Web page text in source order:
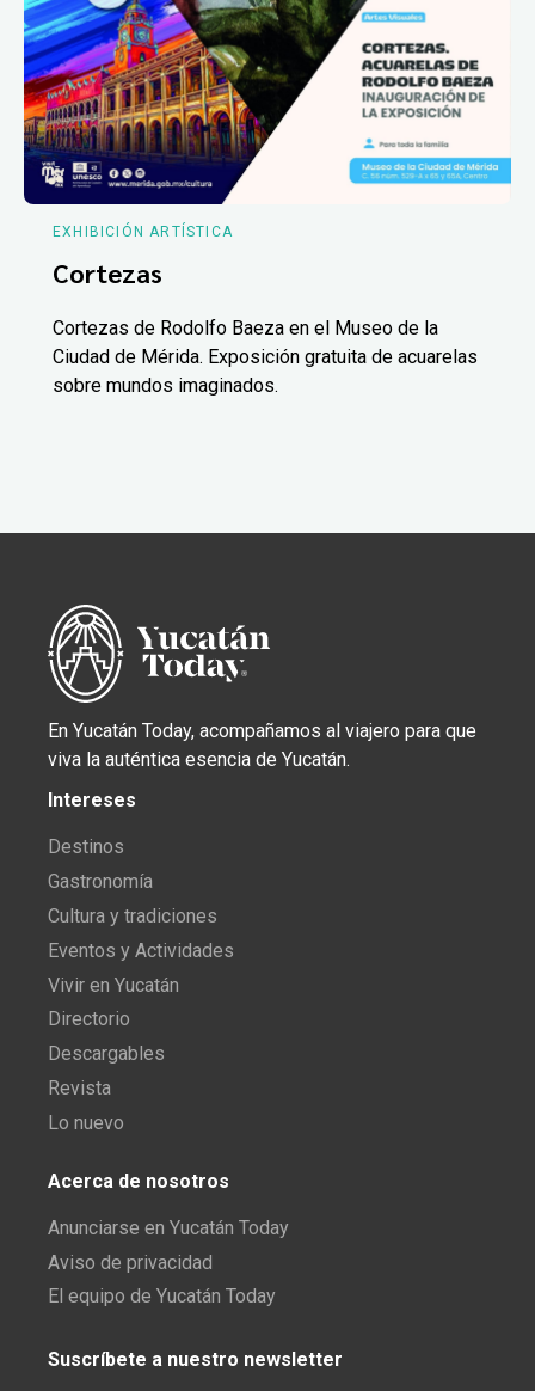
EXHIBICIÓN ARTÍSTICA
Cortezas
Cortezas de Rodolfo Baeza en el Museo de la
Ciudad de Mérida. Exposición gratuita de acuarelas
sobre mundos imaginados.
En Yucatán Today, acompañamos al viajero para que
viva la auténtica esencia de Yucatán.
Intereses
Destinos
Gastronomía
Cultura y tradiciones
Eventos y Actividades
Vivir en Yucatán
Directorio
Descargables
Revista
Lo nuevo
Acerca de nosotros
Anunciarse en Yucatán Today
Aviso de privacidad
El equipo de Yucatán Today
Suscríbete a nuestro newsletter